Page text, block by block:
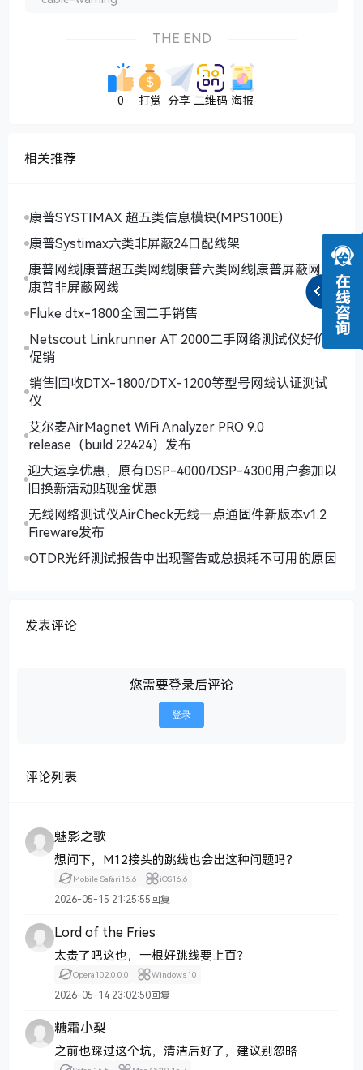
THE END
0 打赏 分享 二维码 海报
相关推荐
康普SYSTIMAX 超五类信息模块(MPS100E)
康普Systimax六类非屏蔽24口配线架
康普网线|康普超五类网线|康普六类网线|康普屏蔽网线|
康普非屏蔽网线
Fluke dtx-1800全国二手销售
Netscout Linkrunner AT 2000二手网络测试仪好价
促销
销售|回收DTX-1800/DTX-1200等型号网线认证测试
仪
艾尔麦AirMagnet WiFi Analyzer PRO 9.0
release（build 22424）发布
迎大运享优惠，原有DSP-4000/DSP-4300用户参加以
旧换新活动贴现金优惠
无线网络测试仪AirCheck无线一点通固件新版本v1.2
Fireware发布
OTDR光纤测试报告中出现警告或总损耗不可用的原因
发表评论
您需要登录后评论
登录
评论列表
魅影之歌
想问下，M12接头的跳线也会出这种问题吗？
Mobile Safari16.6 iOS16.6
2026-05-15 21:25:55回复
Lord of the Fries
太贵了吧这也，一根好跳线要上百？
Opera102.0.0.0 Windows10
2026-05-14 23:02:50回复
糖霜小梨
之前也踩过这个坑，清洁后好了，建议别忽略